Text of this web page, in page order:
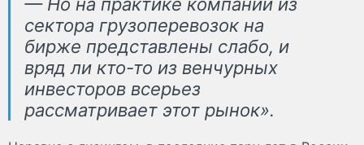
— Но на практике компании из
сектора грузоперевозок на
бирже представлены слабо, и
вряд ли кто-то из венчурных
инвесторов всерьез
рассматривает этот рынок».